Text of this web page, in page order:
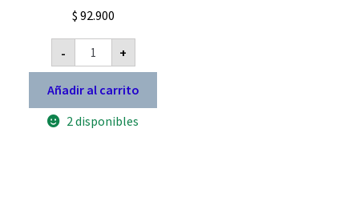
$ 92.900
-
Empaquetaduras
cilindro
culata
para
Honda
CRF
250
+
Añadir al carrito
2 disponibles